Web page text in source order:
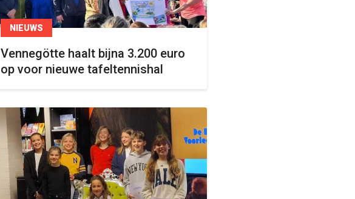
NIEUWS
Vennegötte haalt bijna 3.200 euro
op voor nieuwe tafeltennishal